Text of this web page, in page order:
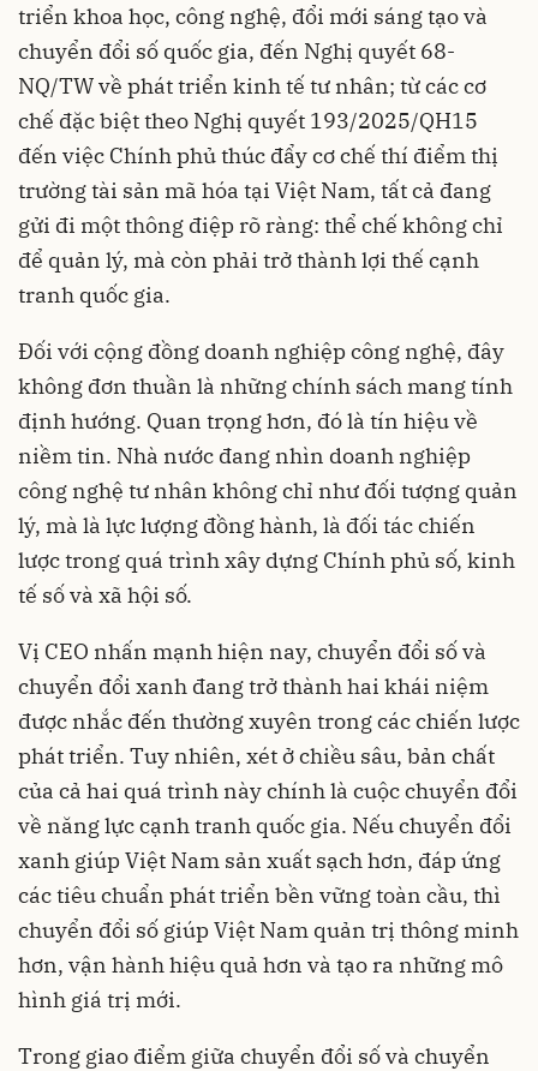
triển khoa học, công nghệ, đổi mới sáng tạo và
chuyển đổi số quốc gia, đến Nghị quyết 68-
NQ/TW về phát triển kinh tế tư nhân; từ các cơ
chế đặc biệt theo Nghị quyết 193/2025/QH15
đến việc Chính phủ thúc đẩy cơ chế thí điểm thị
trường tài sản mã hóa tại Việt Nam, tất cả đang
gửi đi một thông điệp rõ ràng: thể chế không chỉ
để quản lý, mà còn phải trở thành lợi thế cạnh
tranh quốc gia.
Đối với cộng đồng doanh nghiệp công nghệ, đây
không đơn thuần là những chính sách mang tính
định hướng. Quan trọng hơn, đó là tín hiệu về
niềm tin. Nhà nước đang nhìn doanh nghiệp
công nghệ tư nhân không chỉ như đối tượng quản
lý, mà là lực lượng đồng hành, là đối tác chiến
lược trong quá trình xây dựng Chính phủ số, kinh
tế số và xã hội số.
Vị CEO nhấn mạnh hiện nay, chuyển đổi số và
chuyển đổi xanh đang trở thành hai khái niệm
được nhắc đến thường xuyên trong các chiến lược
phát triển. Tuy nhiên, xét ở chiều sâu, bản chất
của cả hai quá trình này chính là cuộc chuyển đổi
về năng lực cạnh tranh quốc gia. Nếu chuyển đổi
xanh giúp Việt Nam sản xuất sạch hơn, đáp ứng
các tiêu chuẩn phát triển bền vững toàn cầu, thì
chuyển đổi số giúp Việt Nam quản trị thông minh
hơn, vận hành hiệu quả hơn và tạo ra những mô
hình giá trị mới.
Trong giao điểm giữa chuyển đổi số và chuyển